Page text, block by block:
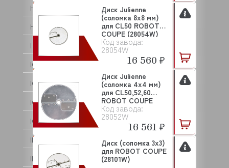
HUALIAN (HMR)
HURAKAN
I PLATE
ICB TECNOLOGIE S.R.L.
ICE TECH
ICEMAKE
ICEMATIC
IMESA
IMPERIA
Код завода:
28054W
Диск Julienne
(соломка 8х8 мм)
для CL50 ROBOT
COUPE (28054W)
16 560 ₽
Код завода:
28052W
Диск Julienne
(соломка 4х4 мм)
для CL50,52,60
ROBOT COUPE
(28052W...
16 561 ₽
Диск (соломка 3х3)
для ROBOT COUPE
(28101W)